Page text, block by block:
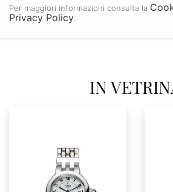
Per saperne di
IN
Per maggiori informazioni consulta la
Privacy Policy